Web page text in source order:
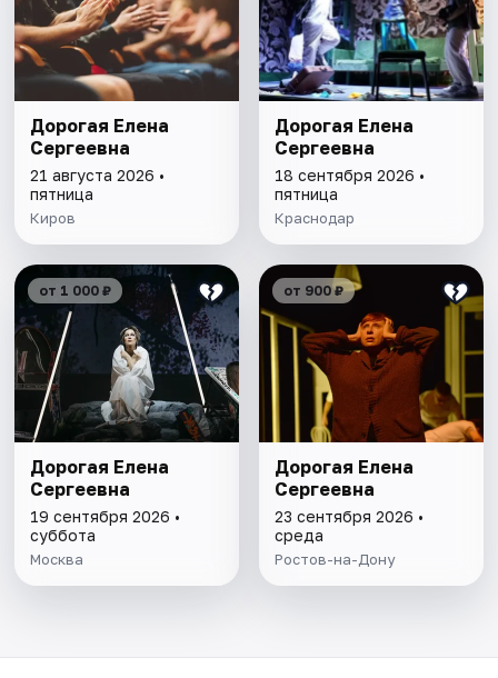
Дорогая Елена
Сергеевна
21 августа 2026 •
пятница
Киров
Дорогая Елена
Сергеевна
18 сентября 2026 •
пятница
Краснодар
от 1 000 ₽
Дорогая Елена
Сергеевна
19 сентября 2026 •
суббота
Москва
от 900 ₽
Дорогая Елена
Сергеевна
23 сентября 2026 •
среда
Ростов-на-Дону